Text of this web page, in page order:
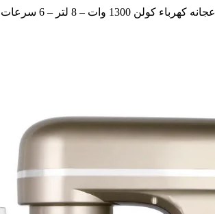
عجانه كهرباء كولن 1300 وات – 8 لتر – 6 سرعات – ذهبي 801113011